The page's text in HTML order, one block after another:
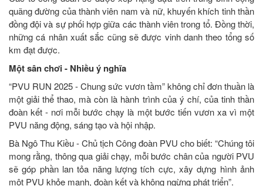
quãng đường của thành viên nam và nữ, khuyến khích tinh thần
đồng đội và sự phối hợp giữa các thành viên trong tổ. Đồng thời,
những cá nhân xuất sắc cũng sẽ được vinh danh theo tổng số
km đạt được.
Một sân chơi - Nhiều ý nghĩa
“PVU RUN 2025 - Chung sức vươn tầm” không chỉ đơn thuần là
một giải thể thao, mà còn là hành trình của ý chí, của tinh thần
đoàn kết - nơi mỗi bước chạy là một bước tiến vươn xa vì một
PVU năng động, sáng tạo và hội nhập.
Bà Ngô Thu Kiều - Chủ tịch Công đoàn PVU cho biết: “Chúng tôi
mong rằng, thông qua giải chạy, mỗi bước chân của người PVU
sẽ góp phần lan tỏa năng lượng tích cực, xây dựng hình ảnh
một PVU khỏe mạnh, đoàn kết và không ngừng phát triển”.